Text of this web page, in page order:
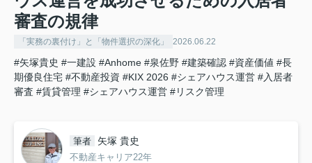
審査の規律
「実務の裏付け」と「物件選択の深化」 2026.06.22
#矢塚貴史 #一建設 #Anhome #泉佐野 #建築確認 #資産価値 #長
期優良住宅 #不動産投資 #KIX 2026 #シェアハウス運営 #入居者
審査 #賃貸管理 #シェアハウス運営 #リスク管理
筆者 矢塚 貴史
不動産キャリア22年